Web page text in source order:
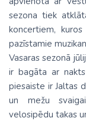
sezona tiek
koncertiem,
pazīstamie
Vasaras sezonā
ir bagāta ar
piesaiste ir Jaltas
un mežu
velosipēdu takas